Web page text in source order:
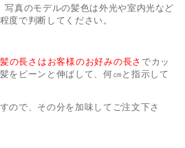
写真のモデルの髪色は外光や室内光など
度で判断してください。
の長さはお客様のお好みの長さ でカッ
をピーンと伸ばして、何㎝と指示して
ので、その分を加味してご注文下さ